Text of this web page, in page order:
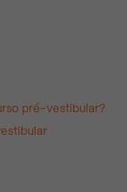
pré-vestibular?